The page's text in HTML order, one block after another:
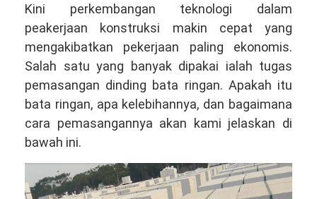
Kini perkembangan teknologi dalam
peakerjaan konstruksi makin cepat yang
mengakibatkan pekerjaan paling ekonomis.
Salah satu yang banyak dipakai ialah tugas
pemasangan dinding bata ringan. Apakah itu
bata ringan, apa kelebihannya, dan bagaimana
cara pemasangannya akan kami jelaskan di
bawah ini.